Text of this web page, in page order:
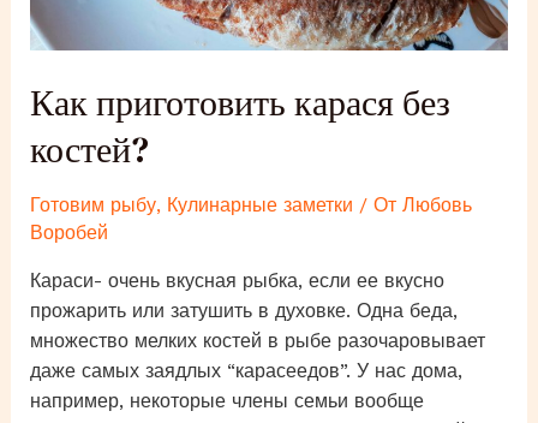
Как приготовить карася без
костей?
Готовим рыбу, Кулинарные заметки / От Любовь
Воробей
Караси- очень вкусная рыбка, если ее вкусно
прожарить или затушить в духовке. Одна беда,
множество мелких костей в рыбе разочаровывает
даже самых заядлых “карасеедов”. У нас дома,
например, некоторые члены семьи вообще